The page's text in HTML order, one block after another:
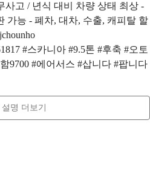
사고 / 년식 대비 차량 상태 최상 -
가능 - 폐차, 대차, 수출, 캐피탈 할
#스카니아 #9.5톤 #후축 #오토
9700 #에어서스 #삽니다 #팝니다
명 더보기